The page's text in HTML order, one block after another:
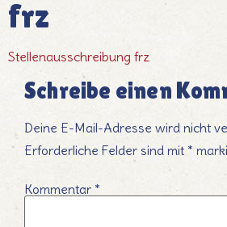
frz
Stellenausschreibung frz
Schreibe einen
Deine E-Mail-Adresse wird nicht
Erforderliche Felder sind mit *
Kommentar *